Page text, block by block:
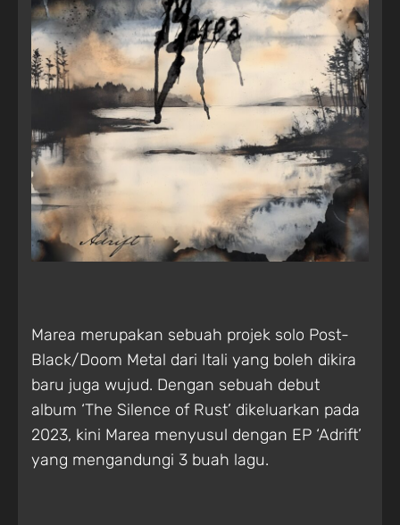
Marea merupakan sebuah projek solo Post-
Black/Doom Metal dari Itali yang boleh dikira
baru juga wujud. Dengan sebuah debut
album ‘The Silence of Rust’ dikeluarkan pada
2023, kini Marea menyusul dengan EP ‘Adrift’
yang mengandungi 3 buah lagu.